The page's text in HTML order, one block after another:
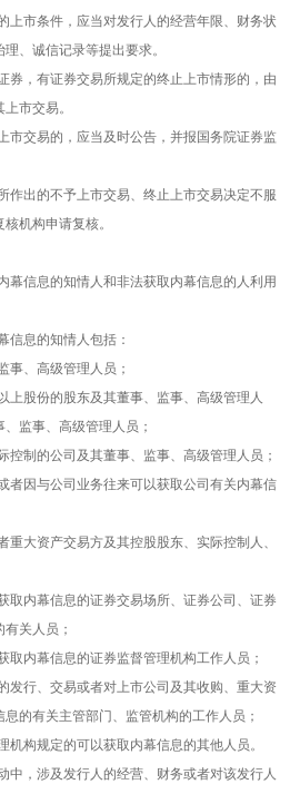
上市条件，应当对发行人的经营年限、财务状
、诚信记录等提出要求。
，有证券交易所规定的终止上市情形的，由
市交易。
市交易的，应当及时公告，并报国务院证券监
出的不予上市交易、终止上市交易决定不服
机构申请复核。
信息的知情人和非法获取内幕信息的人利用
息的知情人包括：
事、高级管理人员；
上股份的股东及其董事、监事、高级管理人
监事、高级管理人员；
控制的公司及其董事、监事、高级管理人员；
者因与公司业务往来可以获取公司有关内幕信
重大资产交易方及其控股股东、实际控制人、
取内幕信息的证券交易场所、证券公司、证券
关人员；
取内幕信息的证券监督管理机构工作人员；
发行、交易或者对上市公司及其收购、重大资
的有关主管部门、监管机构的工作人员；
机构规定的可以获取内幕信息的其他人员。
，涉及发行人的经营、财务或者对该发行人